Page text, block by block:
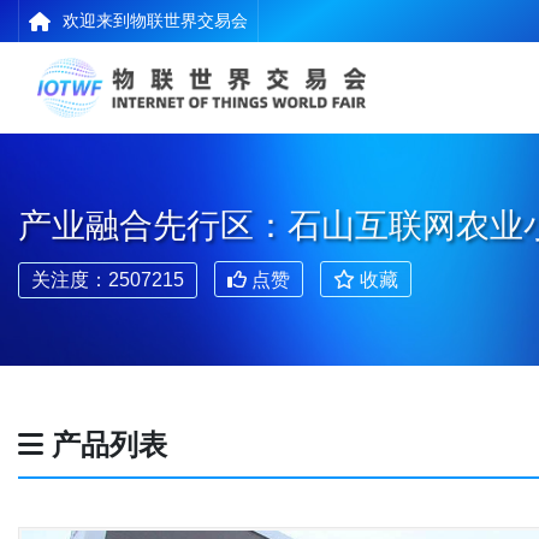
欢迎来到物联世界交易会
产业融合先行区：石山互联网农业
关注度：2507215 点赞 收藏
产品列表